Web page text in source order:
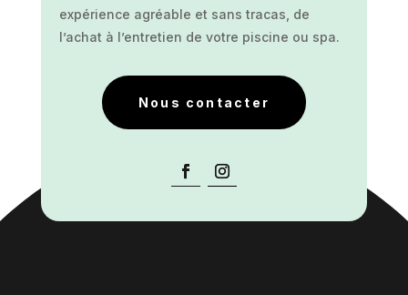
expérience agréable et sans tracas, de
l’achat à l’entretien de votre piscine ou spa.
Nous contacter